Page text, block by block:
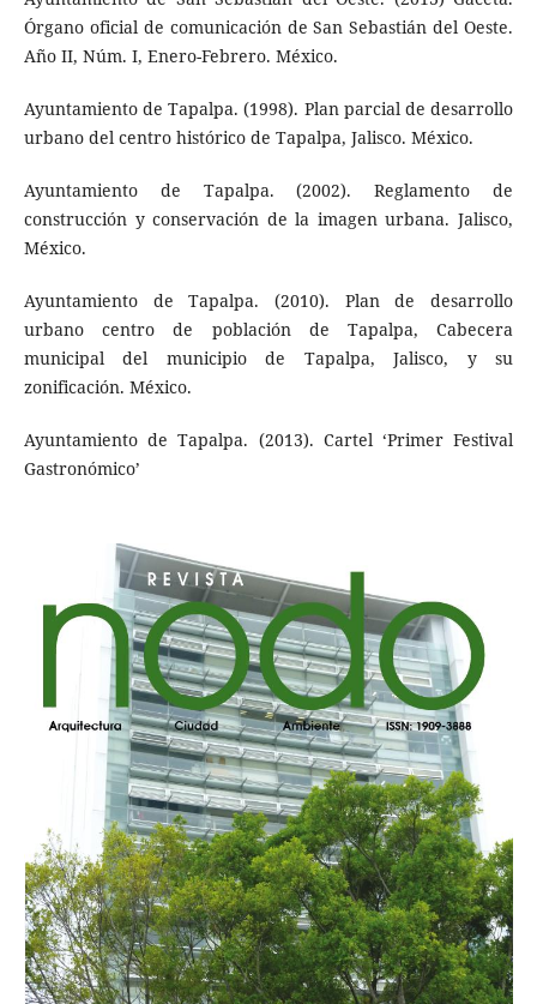
Órgano oficial de comunicación de San Sebastián del Oeste.
Año II, Núm. I, Enero-Febrero. México.
Ayuntamiento de Tapalpa. (1998). Plan parcial de desarrollo
urbano del centro histórico de Tapalpa, Jalisco. México.
Ayuntamiento de Tapalpa. (2002). Reglamento de
construcción y conservación de la imagen urbana. Jalisco,
México.
Ayuntamiento de Tapalpa. (2010). Plan de desarrollo
urbano centro de población de Tapalpa, Cabecera
municipal del municipio de Tapalpa, Jalisco, y su
zonificación. México.
Ayuntamiento de Tapalpa. (2013). Cartel ‘Primer Festival
Gastronómico’